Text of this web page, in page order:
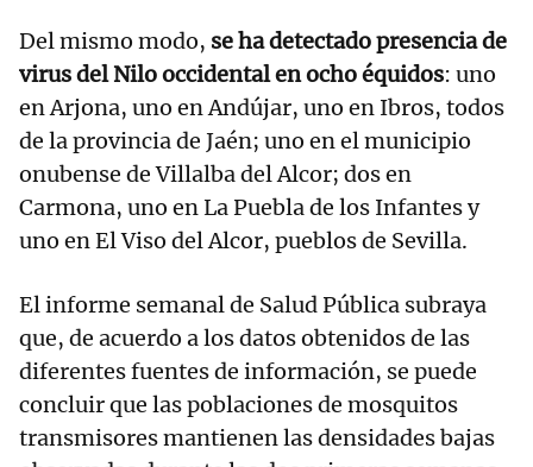
Del mismo modo, se ha detectado presencia de
virus del Nilo occidental en ocho équidos: uno
en Arjona, uno en Andújar, uno en Ibros, todos
de la provincia de Jaén; uno en el municipio
onubense de Villalba del Alcor; dos en
Carmona, uno en La Puebla de los Infantes y
uno en El Viso del Alcor, pueblos de Sevilla.
El informe semanal de Salud Pública subraya
que, de acuerdo a los datos obtenidos de las
diferentes fuentes de información, se puede
concluir que las poblaciones de mosquitos
transmisores mantienen las densidades bajas